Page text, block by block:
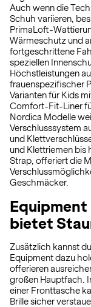
Auch wenn die
Schuh variieren,
PrimaLoft-
Wärmeschutz und
fortgeschrittene
speziellen
Höchstleistungen
frauenspezifischer
Varianten für Kids
Comfort-Fit-Liner
Nordica Modelle
Verschlusssystem
und
und Klettriemen bis
Strap, offeriert die
Geschmäcker.
Equipment
bietet
Zusätzlich kannst
Equipment dazu
offerieren
großen Hauptfach.
einer Fronttasche
Brille sicher